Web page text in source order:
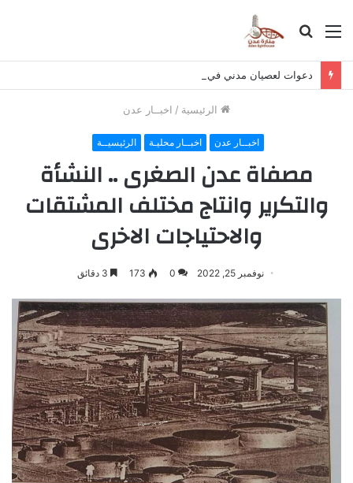
القائمة بحث
الرئيسية / اخبــار عدن
اخبــار عدن اخبــار محليـة الرئيسيــة
مصفاة عدن الصغرى .. النشأة
والتكرير وانتاج مختلف المشتقات
والاحتياجات الاخرى
نوفمبر 25, 2022 0
173